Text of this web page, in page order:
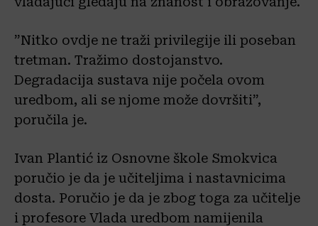
”Nitko ovdje ne traži privilegije ili poseban
tretman. Tražimo dostojanstvo.
Degradacija sustava nije počela ovom
uredbom, ali se njome može dovršiti”,
poručila je.
Ivan Plantić iz Osnovne škole Smokvica
poručio je da je učiteljima i nastavnicima
dosta. Poručio je da je zbog toga za učitelje
i profesore Vlada uredbom namijenila